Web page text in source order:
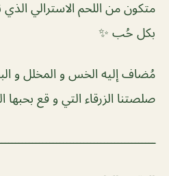
متكون من اللحم الاسترالي الذي
بكل حُب ✨
مُضاف إليه الخس و المخلل و
صلصتنا الزرقاء التي و قع